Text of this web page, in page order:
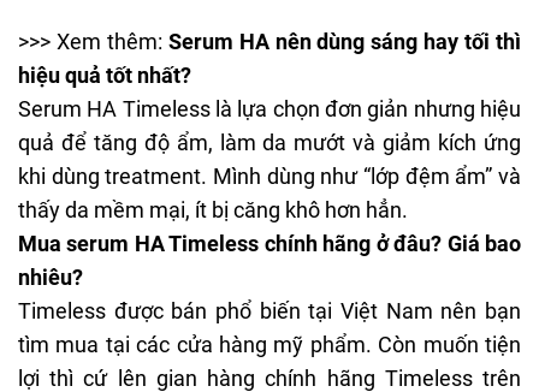
>>> Xem thêm: Serum HA nên dùng sáng hay tối thì
hiệu quả tốt nhất?
Serum HA Timeless là lựa chọn đơn giản nhưng hiệu
quả để tăng độ ẩm, làm da mướt và giảm kích ứng
khi dùng treatment. Mình dùng như “lớp đệm ẩm” và
thấy da mềm mại, ít bị căng khô hơn hẳn.
Mua serum HA Timeless chính hãng ở đâu? Giá bao
nhiêu?
Timeless được bán phổ biến tại Việt Nam nên bạn
tìm mua tại các cửa hàng mỹ phẩm. Còn muốn tiện
lợi thì cứ lên gian hàng chính hãng Timeless trên